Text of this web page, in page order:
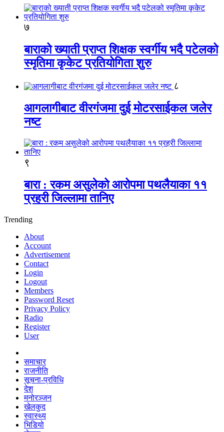
७
बाराको ख्याती प्राप्त शिक्षक स्वर्गीय भदै पटेलको
स्मृतिमा कृकेट प्रतियोगिता शुरु
८
आगलागीबाट वीरगंजमा दुई मोटरसाईकल जलेर
नष्ट
९
बारा : रकम असुलेको आरोपमा पथलैयाका ११
प्रहरी जिल्लामा तानिए
Trending
About
Account
Advertisement
Contact
Login
Logout
Members
Password Reset
Privacy Policy
Radio
Register
User
समाचार
राजनीति
सूचना-प्रविधि
देश
मनोरञ्जन
खेलकुद
स्वास्थ्य
भिडियो